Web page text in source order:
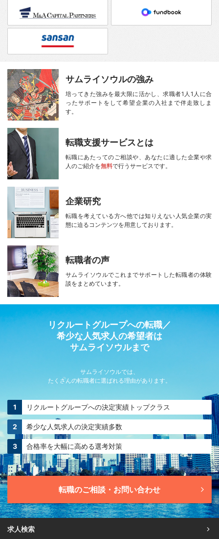
サムライソウルの強み
培ってきた強みを最大限に活かし、求職者1人1人に合
ったサポートをして希望企業の入社まで伴走致しま
す。
転職支援サービスとは
転職にあたってのご相談や、あなたに適した企業や求
人のご紹介を無料で行うサービスです。
企業研究
転職を考えている方へ他では知りえない人気企業の実
態に迫るコンテンツを用意しております。
転職者の声
サムライソウルでこれまでサポートした転職者の体験
談をまとめています。
リクルートグループへの転職／
希少な人気求人の希望者は
サムライソウルまで
サムライソウルでは、
たくさんの転職者に選ばれる理由があります。
リクルートグループへの決定実績トップクラス
希少な人気求人の決定実績多数
合格率を大幅に高める選考対策
転職のご相談・お問い合わせ
求人検索